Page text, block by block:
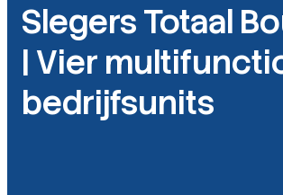
Slegers Totaal
| Vier
bedrijfsunits